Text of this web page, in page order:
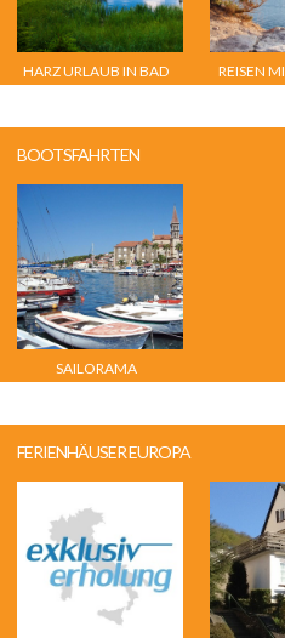
HARZ URLAUB IN BAD
REISEN
BOOTSFAHRTEN
SAILORAMA
FERIENHÄUSER EUROPA